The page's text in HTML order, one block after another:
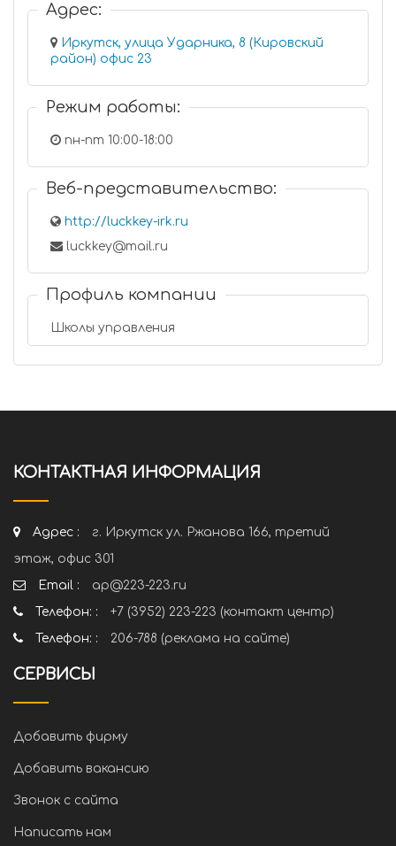
Адрес:
Иркутск, улица Ударника, 8 (Кировский
район) офис 23
Режим работы:
пн-пт 10:00-18:00
Веб-представительство:
http://luckkey-irk.ru
luckkey@mail.ru
Профиль компании
Школы управления
КОНТАКТНАЯ ИНФОРМАЦИЯ
Адрес :
г. Иркутск ул. Ржанова 166, третий
этаж, офис 301
Email :
ap@223-223.ru
Телефон: :
+7 (3952) 223-223 (контакт центр)
Телефон: :
206-788 (реклама на сайте)
СЕРВИСЫ
Добавить фирму
Добавить вакансию
Звонок с сайта
Написать нам